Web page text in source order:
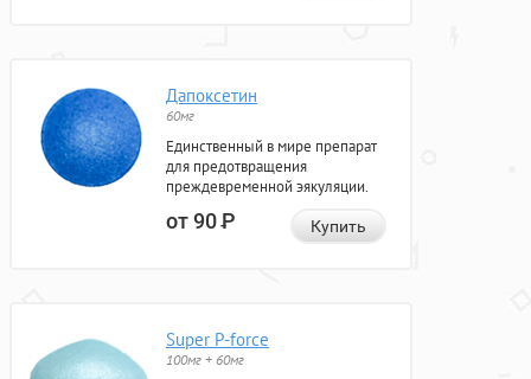
Дапоксетин
60мг
Единственный в мире препарат
для предотвращения
преждевременной эякуляции.
от 90Р Купить
Super P-force
100мг + 60мг